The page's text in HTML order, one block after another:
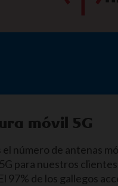
móvil 5G
el número de antenas
para nuestros
97% de los gallegos